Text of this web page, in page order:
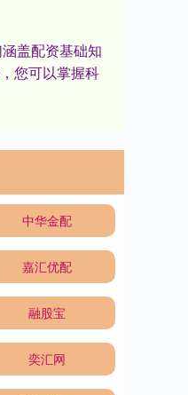
盖配资基础知
您可以掌握科
中华金配
嘉汇优配
融股宝
奕汇网